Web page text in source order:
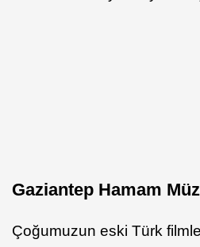
Gaziantep Hamam
Çoğumuzun eski Türk